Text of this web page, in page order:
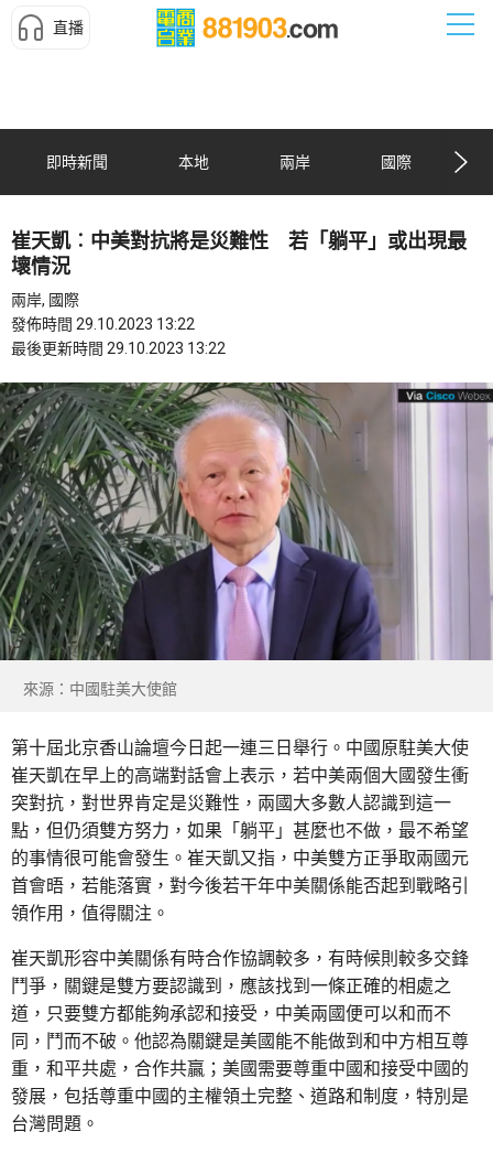
直播
即時新聞 本地 兩岸 國際
崔天凱︰中美對抗將是災難性 若「躺平」或出現最
壞情況
兩岸, 國際
發佈時間 29.10.2023 13:22
最後更新時間 29.10.2023 13:22
來源：中國駐美大使館
第十屆北京香山論壇今日起一連三日舉行。中國原駐美大使
崔天凱在早上的高端對話會上表示，若中美兩個大國發生衝
突對抗，對世界肯定是災難性，兩國大多數人認識到這一
點，但仍須雙方努力，如果「躺平」甚麼也不做，最不希望
的事情很可能會發生。崔天凱又指，中美雙方正爭取兩國元
首會晤，若能落實，對今後若干年中美關係能否起到戰略引
領作用，值得關注。
崔天凱形容中美關係有時合作協調較多，有時候則較多交鋒
鬥爭，關鍵是雙方要認識到，應該找到一條正確的相處之
道，只要雙方都能夠承認和接受，中美兩國便可以和而不
同，鬥而不破。他認為關鍵是美國能不能做到和中方相互尊
重，和平共處，合作共贏；美國需要尊重中國和接受中國的
發展，包括尊重中國的主權領土完整、道路和制度，特別是
台灣問題。